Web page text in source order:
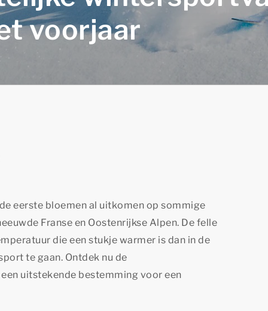
voorjaar
eerste bloemen al uitkomen op sommige
Franse en Oostenrijkse Alpen. De felle
die een stukje warmer is dan in de
te gaan. Ontdek nu de
uitstekende bestemming voor een